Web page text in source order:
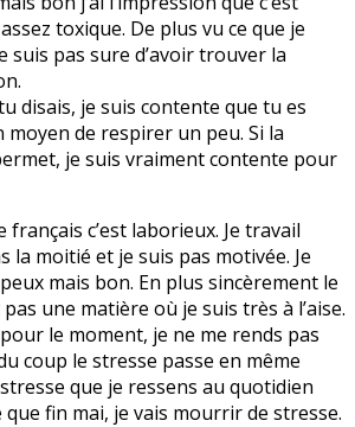
toxique. De plus vu ce que je
suis pas sure d’avoir trouver la
disais, je suis contente que tu es
moyen de respirer un peu. Si la
je suis vraiment contente pour
français c’est laborieux. Je travail
la moitié et je suis pas motivée. Je
mais bon. En plus sincèrement le
une matière où je suis très à l’aise.
le moment, je ne me rends pas
coup le stresse passe en même
que je ressens au quotidien
que fin mai, je vais mourrir de stresse.